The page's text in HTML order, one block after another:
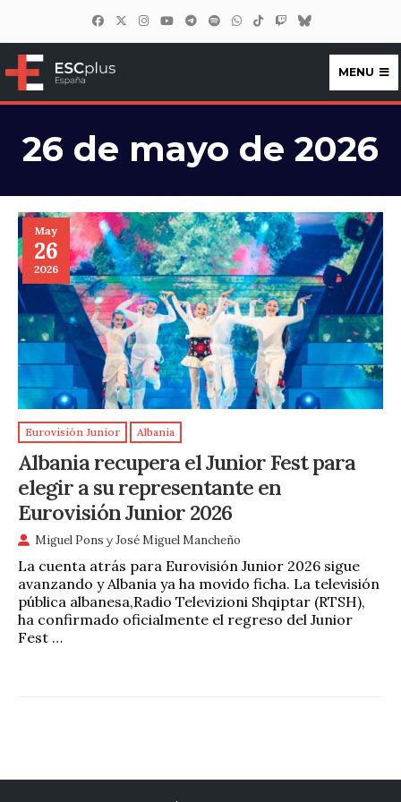
ESCplus España
MENU
26 de mayo de 2026
May
26
2026
Eurovisión Junior Albania
Albania recupera el Junior Fest para
elegir a su representante en
Eurovisión Junior 2026
Miguel Pons yJosé Miguel Mancheño
La cuenta atrás para Eurovisión Junior 2026 sigue
avanzando y Albania ya ha movido ficha. La televisión
pública albanesa,Radio Televizioni Shqiptar (RTSH),
ha confirmado oficialmente el regreso del Junior
Fest …